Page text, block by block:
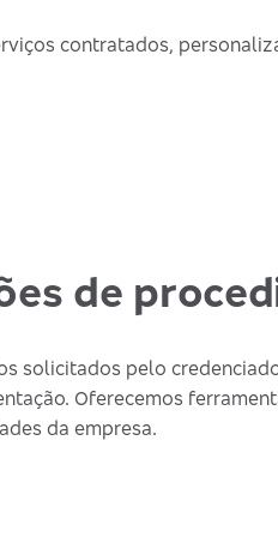
contratados,
de
solicitados pelo
Oferecemos
da empresa.